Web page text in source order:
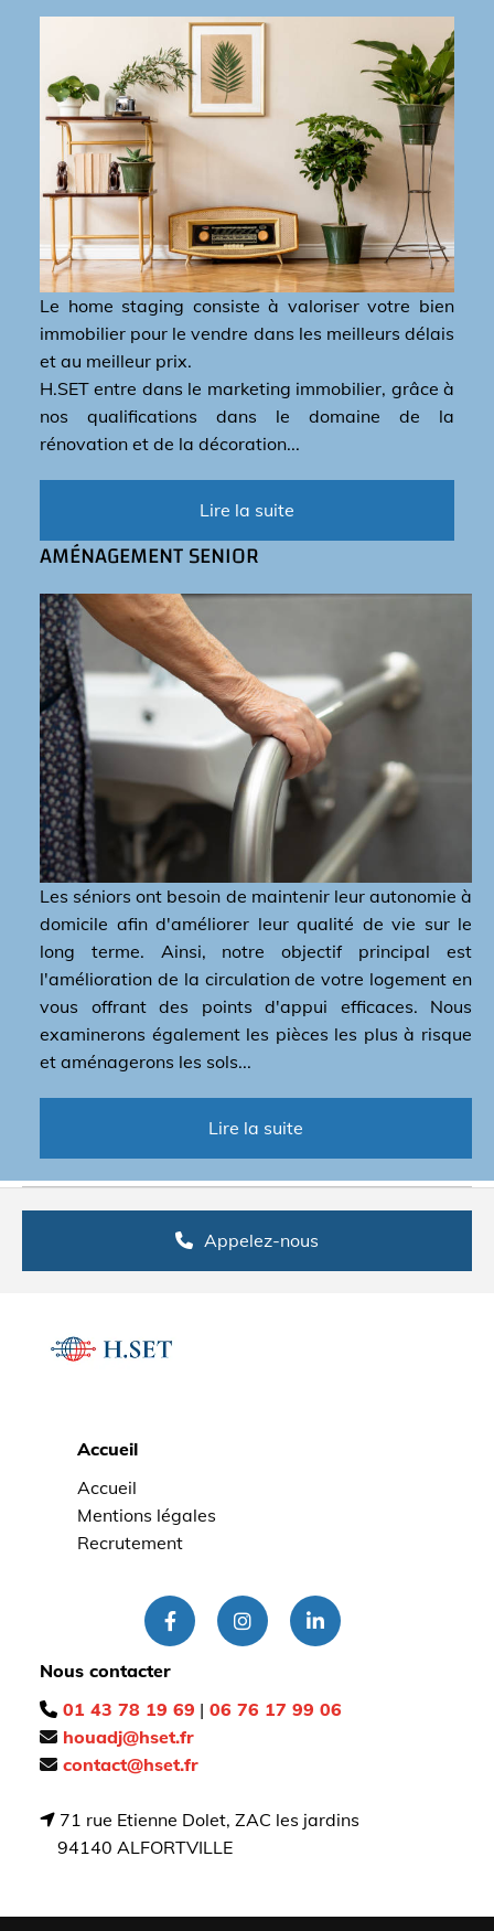
Le home staging consiste à valoriser votre bien
immobilier pour le vendre dans les meilleurs délais
et au meilleur prix.
H.SET entre dans le marketing immobilier, grâce à
nos qualifications dans le domaine de la
rénovation et de la décoration...
Lire la suite
AMÉNAGEMENT SENIOR
Les séniors ont besoin de maintenir leur autonomie à
domicile afin d'améliorer leur qualité de vie sur le
long terme. Ainsi, notre objectif principal est
l'amélioration de la circulation de votre logement en
vous offrant des points d'appui efficaces. Nous
examinerons également les pièces les plus à risque
et aménagerons les sols...
Lire la suite
Appelez-nous
Accueil
Accueil
Mentions légales
Recrutement
Nous contacter
 01 43 78 19 69 | 06 76 17 99 06
 houadj@hset.fr
 contact@hset.fr
 71 rue Etienne Dolet, ZAC les jardins
94140 ALFORTVILLE